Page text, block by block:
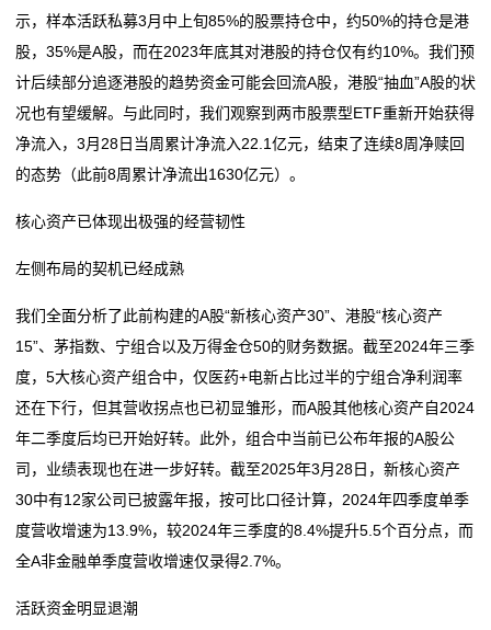
示，样本活跃私募3月中上旬85%的股票持仓中，约50%的持仓是港
股，35%是A股，而在2023年底其对港股的持仓仅有约10%。我们预
计后续部分追逐港股的趋势资金可能会回流A股，港股“抽血”A股的状
况也有望缓解。与此同时，我们观察到两市股票型ETF重新开始获得
净流入，3月28日当周累计净流入22.1亿元，结束了连续8周净赎回
的态势（此前8周累计净流出1630亿元）。
核心资产已体现出极强的经营韧性
左侧布局的契机已经成熟
我们全面分析了此前构建的A股“新核心资产30”、港股“核心资产
15”、茅指数、宁组合以及万得金仓50的财务数据。截至2024年三季
度，5大核心资产组合中，仅医药+电新占比过半的宁组合净利润率
还在下行，但其营收拐点也已初显雏形，而A股其他核心资产自2024
年二季度后均已开始好转。此外，组合中当前已公布年报的A股公
司，业绩表现也在进一步好转。截至2025年3月28日，新核心资产
30中有12家公司已披露年报，按可比口径计算，2024年四季度单季
度营收增速为13.9%，较2024年三季度的8.4%提升5.5个百分点，而
全A非金融单季度营收增速仅录得2.7%。
活跃资金明显退潮